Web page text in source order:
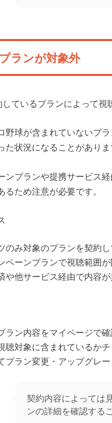
ランが対象外
しているプランによって
野球が含まれていないプ
た状況になることがあり
ンプランや提携サービス
るため注意が必要です。
のみ対象のプランを契約
ペーンプランで視聴範囲
や他サービス経由で内容
ラン内容をマイページで
聴対象に含まれているか
プラン変更・アップグレ
契約内容によっては
ンの詳細を確認する